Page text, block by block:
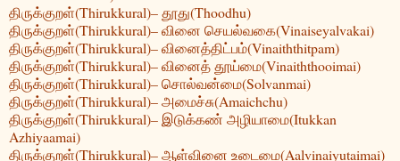
திருக்குறள்(Thirukkural)– தூது(Thoodhu)
திருக்குறள்(Thirukkural)– வினை செயல்வகை(Vinaiseyalvakai)
திருக்குறள்(Thirukkural)– வினைத்திட்பம்(Vinaiththitpam)
திருக்குறள்(Thirukkural)– வினைத் தூய்மை(Vinaiththooimai)
திருக்குறள்(Thirukkural)– சொல்வன்மை(Solvanmai)
திருக்குறள்(Thirukkural)– அமைச்சு(Amaichchu)
திருக்குறள்(Thirukkural)– இடுக்கண் அழியாமை(Itukkan
Azhiyaamai)
திருக்குறள்(Thirukkural)– ஆள்வினை உடைமை(Aalvinaiyutaimai)